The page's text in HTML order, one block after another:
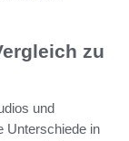
zu
und
Unterschiede in